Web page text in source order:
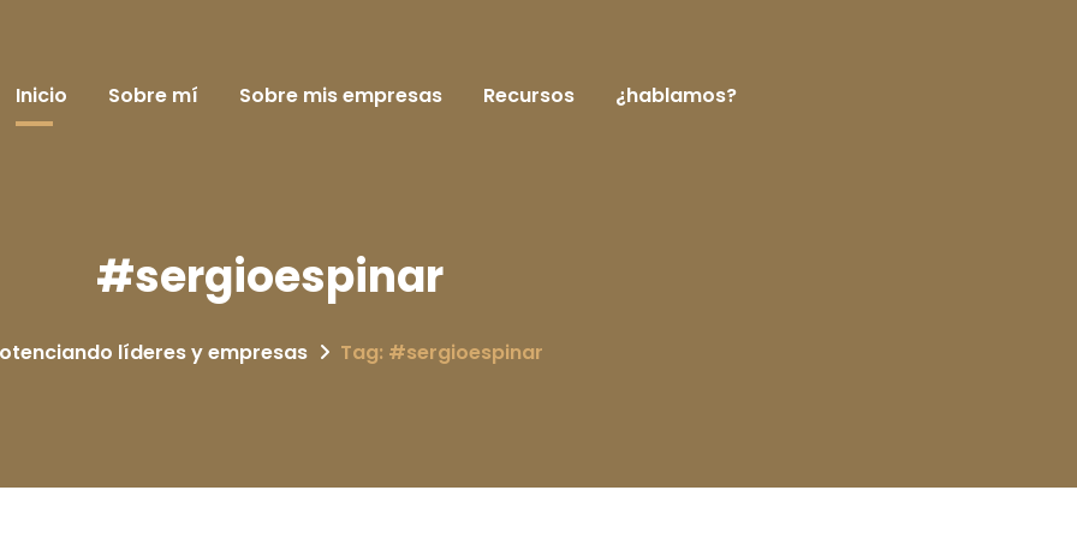
Inicio Sobre mí Sobre mis empresas Recursos ¿hablamos?
#sergioespinar
líderes y empresas Tag: #sergioespinar